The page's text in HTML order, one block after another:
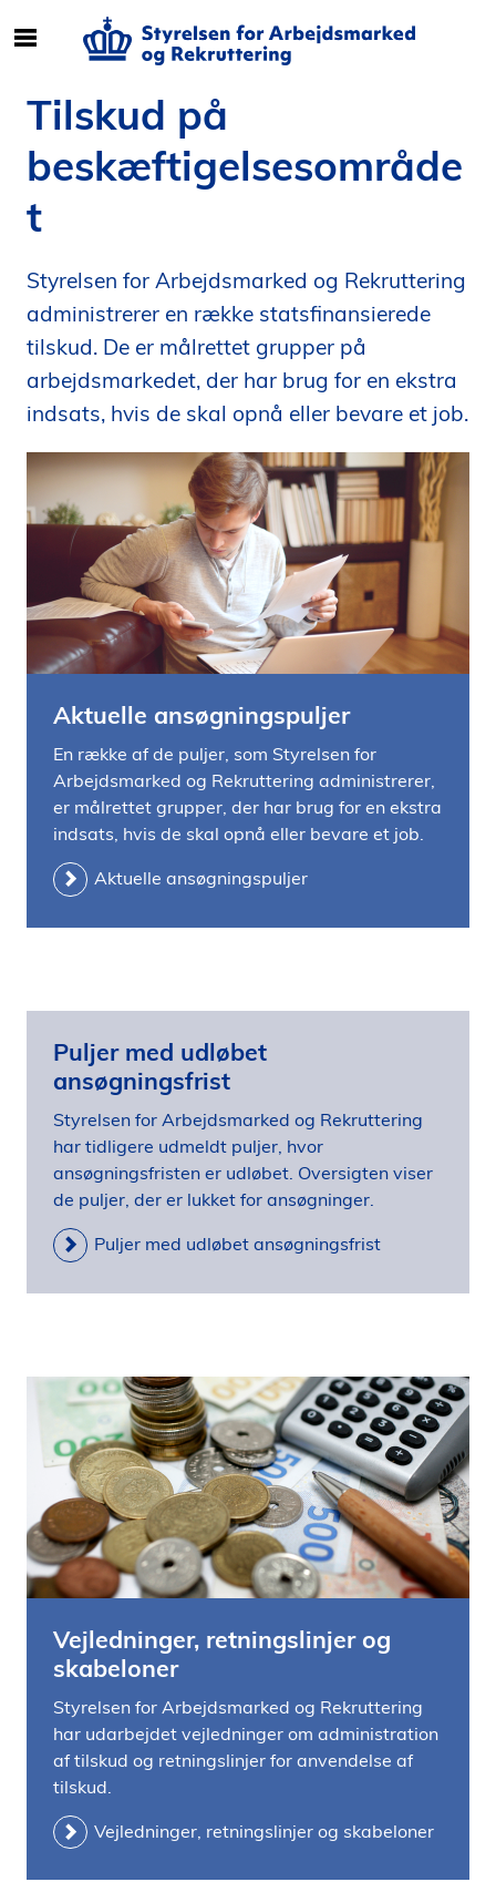
t
n
d
o
l
d
å
s
i
n
Tilskud på
beskæftigelsesområde
t
Styrelsen for Arbejdsmarked og Rekruttering
administrerer en række statsfinansierede
tilskud. De er målrettet grupper på
arbejdsmarkedet, der har brug for en ekstra
indsats, hvis de skal opnå eller bevare et job.
Aktuelle ansøgningspuljer
En række af de puljer, som Styrelsen for
Arbejdsmarked og Rekruttering administrerer,
er målrettet grupper, der har brug for en ekstra
indsats, hvis de skal opnå eller bevare et job.
Aktuelle ansøgningspuljer
Puljer med udløbet
ansøgningsfrist
Styrelsen for Arbejdsmarked og Rekruttering
har tidligere udmeldt puljer, hvor
ansøgningsfristen er udløbet. Oversigten viser
de puljer, der er lukket for ansøgninger.
Puljer med udløbet ansøgningsfrist
Vejledninger, retningslinjer og
skabeloner
Styrelsen for Arbejdsmarked og Rekruttering
har udarbejdet vejledninger om administration
af tilskud og retningslinjer for anvendelse af
tilskud.
Vejledninger, retningslinjer og skabeloner